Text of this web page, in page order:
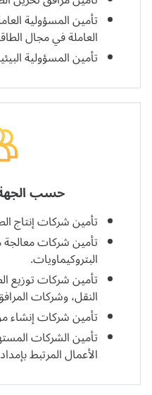
تأمين المسؤولية
العاملة في مجال
تأمين المسؤولية
حسب الجهة
تأمين شركات إنتاج
تأمين شركات
البتروكيماويات.
تأمين شركات توزيع
النقل، وشركات
تأمين شركات إنشاء
تأمين الشركات
الأعمال المرتبط